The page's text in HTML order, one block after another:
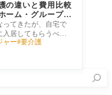
の違いと費用比較
ーム・グループホ
ってきたが、自宅で
居してもらうべき
くの家族が直面す
ャー 要介護